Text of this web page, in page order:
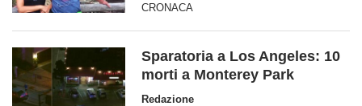
CRONACA
Sparatoria a Los Angeles: 10
morti a Monterey Park
Redazione